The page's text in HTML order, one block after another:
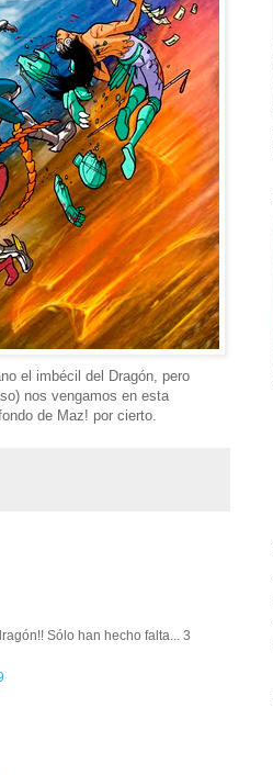
el imbécil del Dragón, pero
nos vengamos en esta
de Maz! por cierto.
Sólo han hecho falta... 3